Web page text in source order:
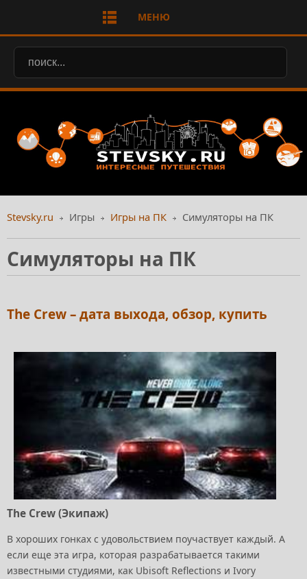
МЕНЮ
Stevsky.ru Игры Игры на ПК Симуляторы на ПК
Симуляторы на ПК
The Crew – дата выхода, обзор, купить
The Crew (Экипаж)
В хороших гонках с удовольствием поучаствует каждый. А
если еще эта игра, которая разрабатывается такими
известными студиями, как Ubisoft Reflections и Ivory